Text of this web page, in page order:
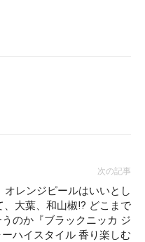
次の記事
オレンジピールはいいとし
、大葉、和山椒!? どこまで
のか『ブラックニッカ ジ
ーハイスタイル 香り楽しむ